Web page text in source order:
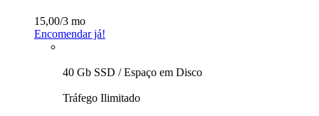
15,00/3 mo
Encomendar já!
40 Gb SSD / Espaço em Disco
Tráfego Ilimitado